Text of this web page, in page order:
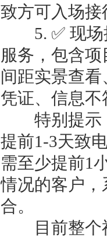
致方可入场接
5. ✅ 现场
服务，包含
间距实景查
凭证、信息
特别提示：
提前1-3天致
需至少提前1
情况的客户
合。
目前整个福